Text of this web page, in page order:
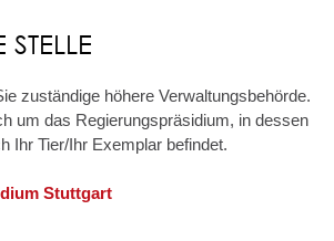
zuständige höhere Verwaltungsbehörde.
um das Regierungspräsidium, in dessen
Ihr Tier/Ihr Exemplar befindet.
Stuttgart